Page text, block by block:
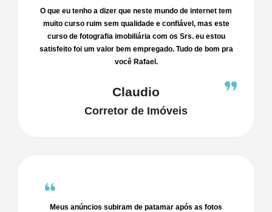
O que eu tenho a dizer que neste mundo de internet tem
muito curso ruim sem qualidade e confiável, mas este
curso de fotografia imobiliária com os Srs. eu estou
satisfeito foi um valor bem empregado. Tudo de bom pra
você Rafael.
Claudio
Corretor de Imóveis
Meus anúncios subiram de patamar após as fotos